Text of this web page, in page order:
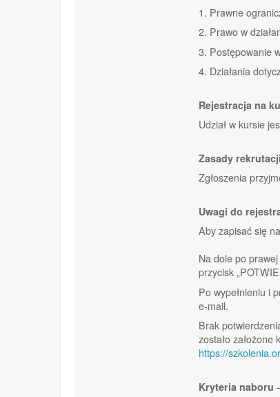
1. Prawne
2. Prawo w
3. Postępowanie
4. Działania
Rejestracja na
Udział w kursie
Zasady rekrutacji
Zgłoszenia
Uwagi do
Aby zapisać się
Na dole po
przycisk
Po wypełnieniu i
e-mail.
Brak
zostało
https://
Kryteria naboru